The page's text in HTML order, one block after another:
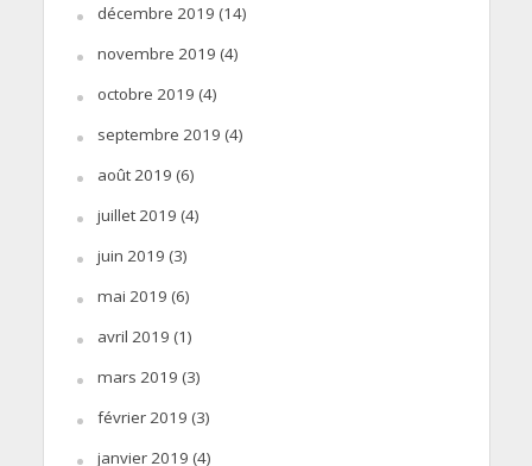
décembre 2019 (14)
novembre 2019 (4)
octobre 2019 (4)
septembre 2019 (4)
août 2019 (6)
juillet 2019 (4)
juin 2019 (3)
mai 2019 (6)
avril 2019 (1)
mars 2019 (3)
février 2019 (3)
janvier 2019 (4)